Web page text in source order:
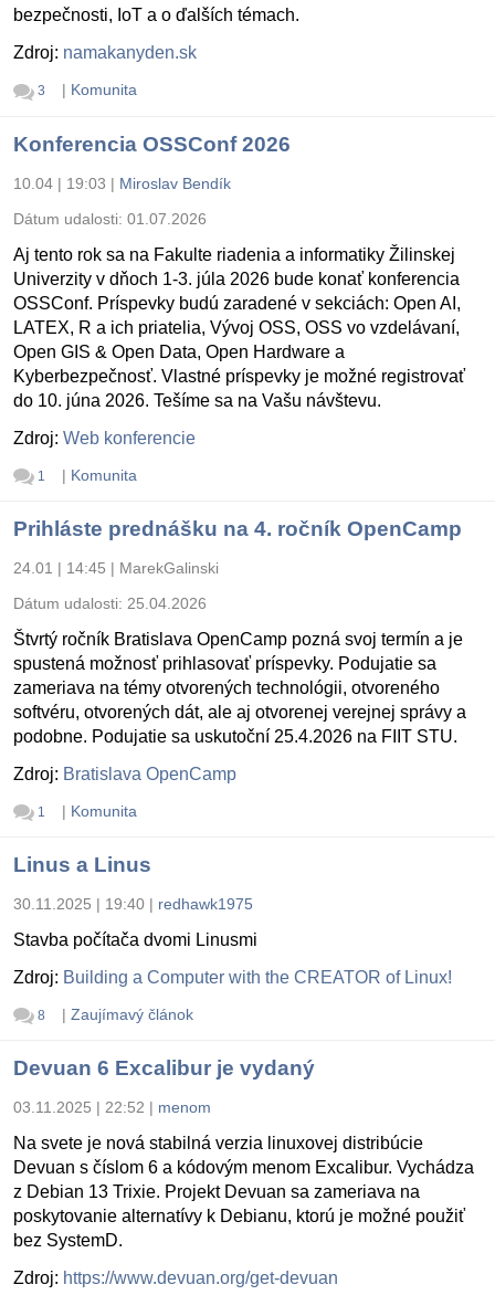
bezpečnosti, IoT a o ďalších témach.
Zdroj: namakanyden.sk
3 | Komunita
Konferencia OSSConf 2026
10.04 | 19:03 | Miroslav Bendík
Dátum udalosti: 01.07.2026
Aj tento rok sa na Fakulte riadenia a informatiky Žilinskej
Univerzity v dňoch 1-3. júla 2026 bude konať konferencia
OSSConf. Príspevky budú zaradené v sekciách: Open AI,
LATEX, R a ich priatelia, Vývoj OSS, OSS vo vzdelávaní,
Open GIS & Open Data, Open Hardware a
Kyberbezpečnosť. Vlastné príspevky je možné registrovať
do 10. júna 2026. Tešíme sa na Vašu návštevu.
Zdroj: Web konferencie
1 | Komunita
Prihláste prednášku na 4. ročník OpenCamp
24.01 | 14:45 | MarekGalinski
Dátum udalosti: 25.04.2026
Štvrtý ročník Bratislava OpenCamp pozná svoj termín a je
spustená možnosť prihlasovať príspevky. Podujatie sa
zameriava na témy otvorených technológii, otvoreného
softvéru, otvorených dát, ale aj otvorenej verejnej správy a
podobne. Podujatie sa uskutoční 25.4.2026 na FIIT STU.
Zdroj: Bratislava OpenCamp
1 | Komunita
Linus a Linus
30.11.2025 | 19:40 | redhawk1975
Stavba počítača dvomi Linusmi
Zdroj: Building a Computer with the CREATOR of Linux!
8 | Zaujímavý článok
Devuan 6 Excalibur je vydaný
03.11.2025 | 22:52 | menom
Na svete je nová stabilná verzia linuxovej distribúcie
Devuan s číslom 6 a kódovým menom Excalibur. Vychádza
z Debian 13 Trixie. Projekt Devuan sa zameriava na
poskytovanie alternatívy k Debianu, ktorú je možné použiť
bez SystemD.
Zdroj: https://www.devuan.org/get-devuan